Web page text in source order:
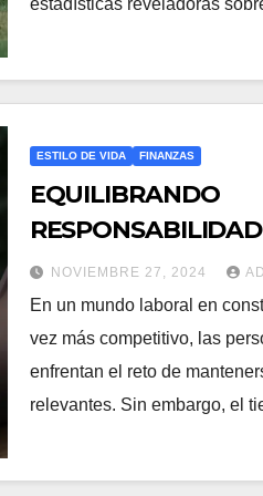
ESTILO DE VIDA FINANZAS
EQUILIBRANDO
CRECIMIENTO
UN ENTORNO
NOVIEMBRE 27, 2024
En un mundo laboral en
vez más competitivo, las
enfrentan el reto de
relevantes. Sin embargo, el